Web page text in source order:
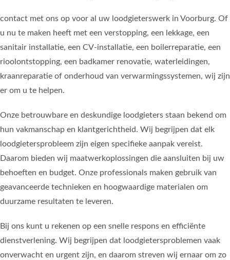
contact met ons op voor al uw loodgieterswerk in Voorburg. Of
u nu te maken heeft met een verstopping, een lekkage, een
sanitair installatie, een CV-installatie, een boilerreparatie, een
rioolontstopping, een badkamer renovatie, waterleidingen,
kraanreparatie of onderhoud van verwarmingssystemen, wij zijn
er om u te helpen.
Onze betrouwbare en deskundige loodgieters staan bekend om
hun vakmanschap en klantgerichtheid. Wij begrijpen dat elk
loodgietersprobleem zijn eigen specifieke aanpak vereist.
Daarom bieden wij maatwerkoplossingen die aansluiten bij uw
behoeften en budget. Onze professionals maken gebruik van
geavanceerde technieken en hoogwaardige materialen om
duurzame resultaten te leveren.
Bij ons kunt u rekenen op een snelle respons en efficiënte
dienstverlening. Wij begrijpen dat loodgietersproblemen vaak
onverwacht en urgent zijn, en daarom streven wij ernaar om zo